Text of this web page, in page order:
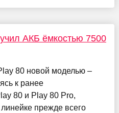
АКБ ёмкостью 7500
80 новой моделью –
к ранее
80 и Play 80 Pro,
прежде всего